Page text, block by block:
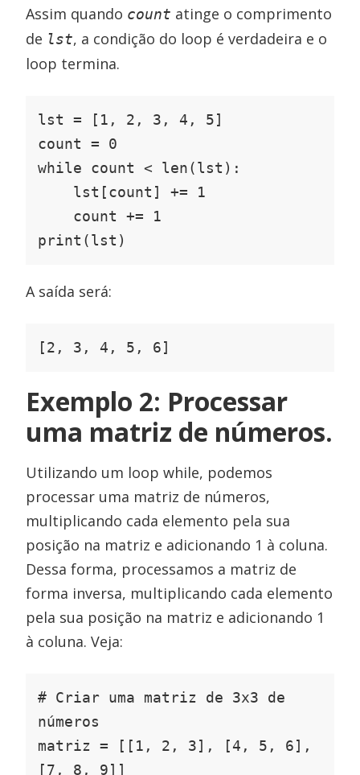
Assim quando count atinge o comprimento
de lst, a condição do loop é verdadeira e o
loop termina.
lst = [1, 2, 3, 4, 5]
count = 0
while count < len(lst):
print(lst)
A saída será:
[2, 3, 4, 5, 6]
Exemplo 2: Processar
uma matriz de números.
Utilizando um loop while, podemos
processar uma matriz de números,
multiplicando cada elemento pela sua
posição na matriz e adicionando 1 à coluna.
Dessa forma, processamos a matriz de
forma inversa, multiplicando cada elemento
pela sua posição na matriz e adicionando 1
à coluna. Veja:
# Criar uma matriz de 3x3 de
números
matriz = [[1, 2, 3], [4, 5, 6],
[7, 8, 9]]